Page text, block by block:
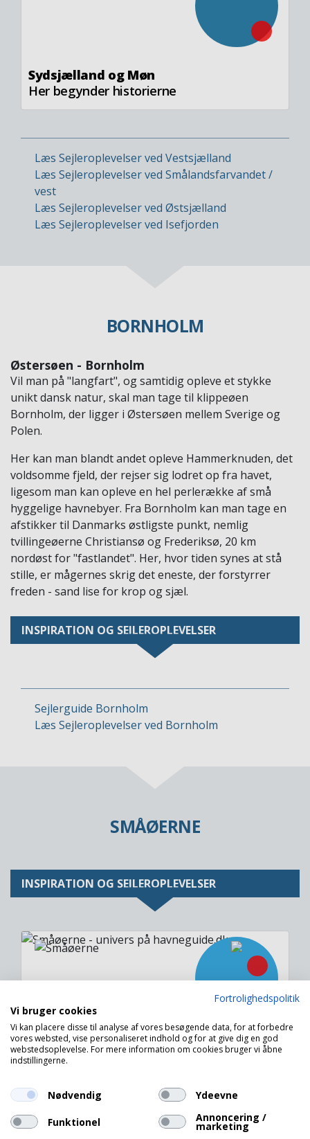
Sydsjælland og Møn
Her begynder historierne
Læs Sejleroplevelser ved Vestsjælland
Læs Sejleroplevelser ved Smålandsfarvandet /
vest
Læs Sejleroplevelser ved Østsjælland
Læs Sejleroplevelser ved Isefjorden
BORNHOLM
Østersøen - Bornholm
Vil man på "langfart", og samtidig opleve et stykke
unikt dansk natur, skal man tage til klippeøen
Bornholm, der ligger i Østersøen mellem Sverige og
Polen.
Her kan man blandt andet opleve Hammerknuden, det
voldsomme fjeld, der rejser sig lodret op fra havet,
ligesom man kan opleve en hel perlerække af små
hyggelige havnebyer. Fra Bornholm kan man tage en
afstikker til Danmarks østligste punkt, nemlig
tvillingeøerne Christiansø og Frederiksø, 20 km
nordøst for "fastlandet". Her, hvor tiden synes at stå
stille, er mågernes skrig det eneste, der forstyrrer
freden - sand lise for krop og sjæl.
INSPIRATION OG SEJLEROPLEVELSER
Sejlerguide Bornholm
Læs Sejleroplevelser ved Bornholm
SMÅØERNE
INSPIRATION OG SEJLEROPLEVELSER
Image
Småøerne
- sæt kursen mod de danske ø-havne
Fortrolighedspolitik
Vi bruger cookies
Vi kan placere disse til analyse af vores besøgende data, for at forbedre
vores websted, vise personaliseret indhold og for at give dig en god
webstedsoplevelse. For mere information om cookies bruger vi åbne
indstillingerne.
Nødvendig Ydeevne
Funktionel Annoncering /
marketing